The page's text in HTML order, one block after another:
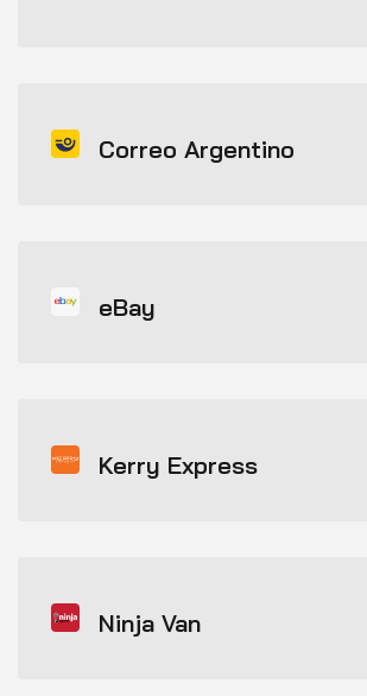
Correo Argentino
eBay
Kerry Express
Ninja Van